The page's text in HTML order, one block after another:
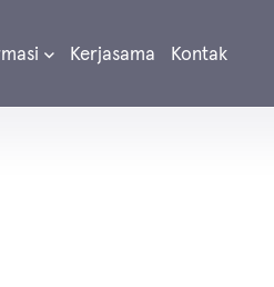
Kerjasama Kontak